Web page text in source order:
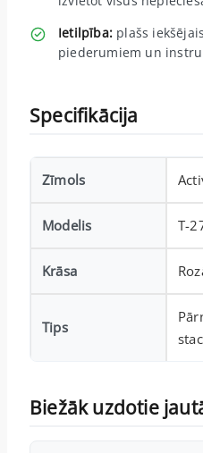
Ietilpība: plašs
piederumiem un
Specifikācija
Zīmols
Modelis T-
Krāsa
Tips
Biežāk uzdotie